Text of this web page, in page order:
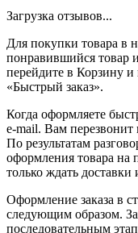
Загрузка отзывов...
Для покупки товара в
понравившийся товар
перейдите в Корзину
«Быстрый заказ».
Когда оформляете
e-mail. Вам перезвонит
По результатам
оформления товара на
только ждать доставки
Оформление заказа в
следующим образом.
последовательным